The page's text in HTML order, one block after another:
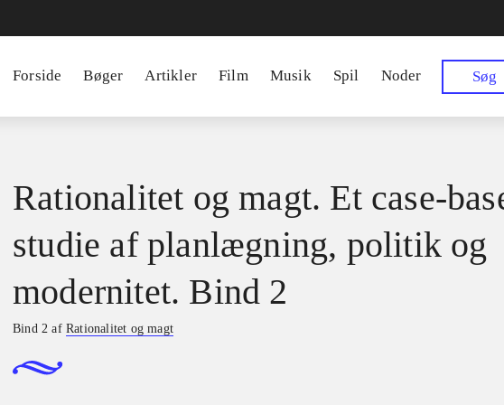
Forside Bøger Artikler Film Musik Spil Noder Søg
Rationalitet og magt. Et case-
studie af planlægning, politik og
modernitet. Bind 2
Bind 2 afRationalitet og magt